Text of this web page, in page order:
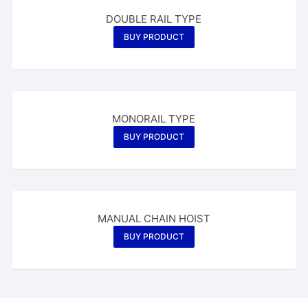
DOUBLE RAIL TYPE
BUY PRODUCT
MONORAIL TYPE
BUY PRODUCT
MANUAL CHAIN HOIST
BUY PRODUCT